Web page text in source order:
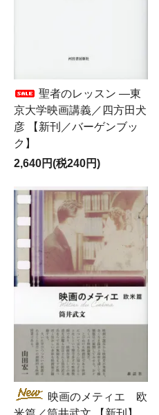
聖者のレッスン ―東
京大学映画講義／四方田犬
彦 【新刊／バーゲンブッ
ク】
2,640円(税240円)
映画のメティエ 欧